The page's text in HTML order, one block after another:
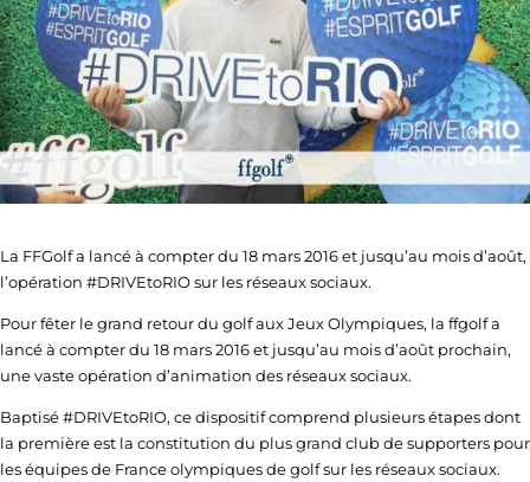
La FFGolf a lancé à compter du 18 mars 2016 et jusqu’au mois d’août,
l’opération #DRIVEtoRIO sur les réseaux sociaux.
Pour fêter le grand retour du golf aux Jeux Olympiques, la ffgolf a
lancé à compter du 18 mars 2016 et jusqu’au mois d’août prochain,
une vaste opération d’animation des réseaux sociaux.
Baptisé #DRIVEtoRIO, ce dispositif comprend plusieurs étapes dont
la première est la constitution du plus grand club de supporters pour
les équipes de France olympiques de golf sur les réseaux sociaux.